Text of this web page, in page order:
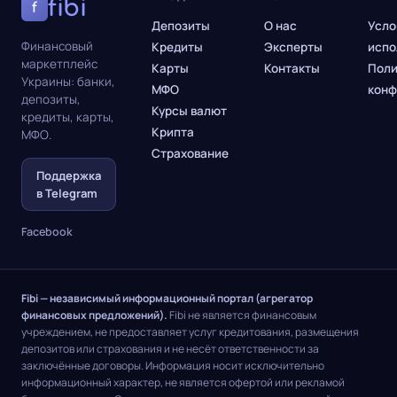
f fibi
Финансовый
маркетплейс
Украины: банки,
депозиты,
кредиты, карты,
МФО.
Поддержка
в Telegram
Facebook
Депозиты
Кредиты
Карты
МФО
Курсы валют
Крипта
Страхование
О нас
Эксперты
Контакты
Fibi — независимый информационный портал (агрегатор
финансовых предложений).Fibi не является финансовым
учреждением, не предоставляет услуг кредитования, размещения
депозитов или страхования и не несёт ответственности за
заключённые договоры. Информация носит исключительно
информационный характер, не является офертой или рекламой